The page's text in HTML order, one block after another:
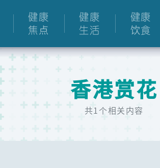
健康
焦点
健康
生活
健康
饮食
香港赏花
共1个相关内容